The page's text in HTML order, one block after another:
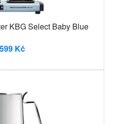
KBG Select Baby Blue
Kč